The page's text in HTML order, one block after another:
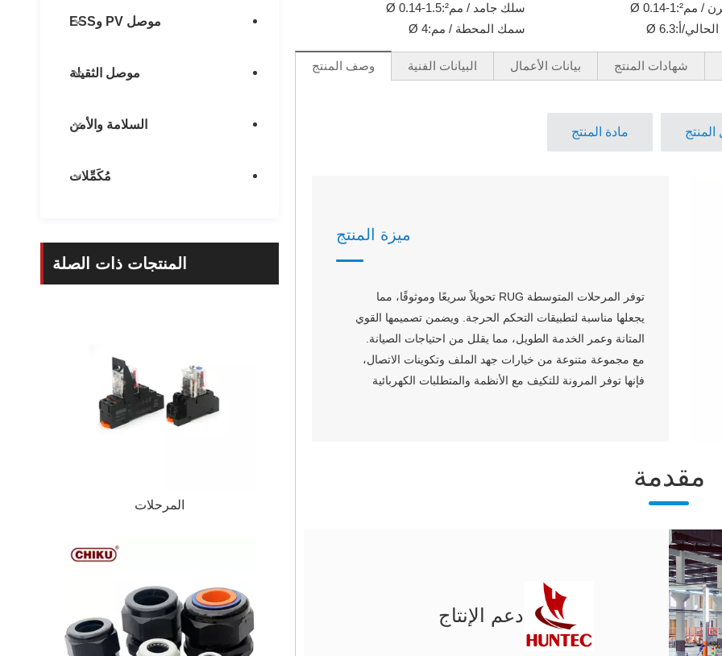
موصل PV وESS
موصل الثقيلة
السلامة والأمن
مُكَمِّلات
المنتجات ذات الصلة
المرحلات
سلك جامد / مم²:
Ø 0.14-1.5 / مم²: Ø 0.14-1
سمك المحطة / مم:Ø 4 أ:Ø 6.3
وصف المنتج البيانات الفنية بيانات الأعمال شهادات المنتج
مادة المنتج
ميزة المنتج
توفر المرحلات المتوسطة RUG تحويلاً سريعًا وموثوقًا، مما
يجعلها مناسبة لتطبيقات التحكم الحرجة. ويضمن تصميمها القوي
المتانة وعمر الخدمة الطويل، مما يقلل من احتياجات الصيانة.
مع مجموعة متنوعة من خيارات جهد الملف وتكوينات الاتصال،
فإنها توفر المرونة للتكيف مع الأنظمة والمتطلبات الكهربائية
مقدمة
دعم الإنتاج